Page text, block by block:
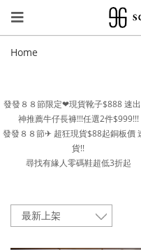
Home
發發８８節限定❤︎現貨靴子$888 速
神推薦牛仔長褲!!!任選2件$999!!!
發發８８節✈︎ 超狂現貨$88起銅板價
貨!!
尋找有緣人零碼鞋超低3折起